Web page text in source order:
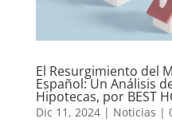
El Resurgimiento del
Español: Un Análisis
Hipotecas, por BEST
Dic 11, 2024| Noticias |